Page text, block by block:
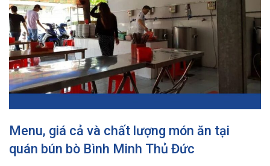
Menu, giá cả và chất lượng món ăn tại
quán bún bò Bình Minh Thủ Đức